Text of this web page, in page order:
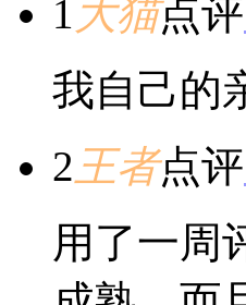
1 大猫点评
我自己的
2 王者点评
用了一周